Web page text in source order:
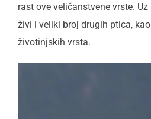
rast ove veličanstvene vrste.
živi i veliki broj drugih ptica,
životinjskih vrsta.